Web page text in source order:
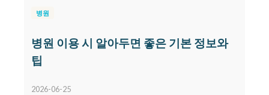
병원
병원 이용 시 알아두면 좋은 기본 정보와
팁
2026-06-25